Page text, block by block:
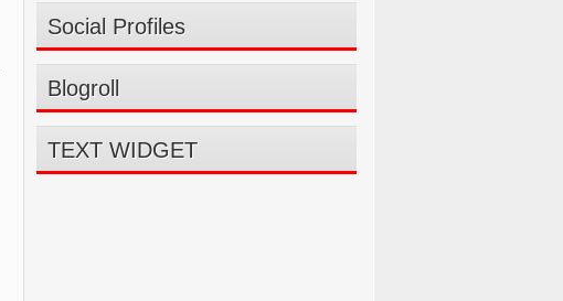
Social Profiles
Blogroll
TEXT WIDGET